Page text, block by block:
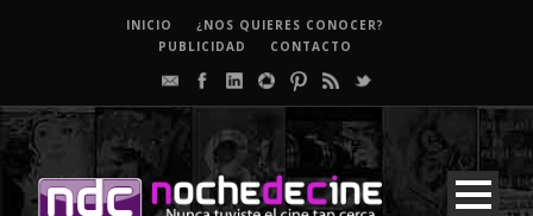
INICIO
¿NOS QUIERES CONOCER?
PUBLICIDAD
CONTACTO